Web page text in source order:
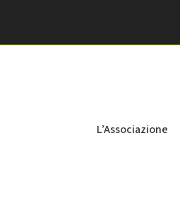
L’Associazione